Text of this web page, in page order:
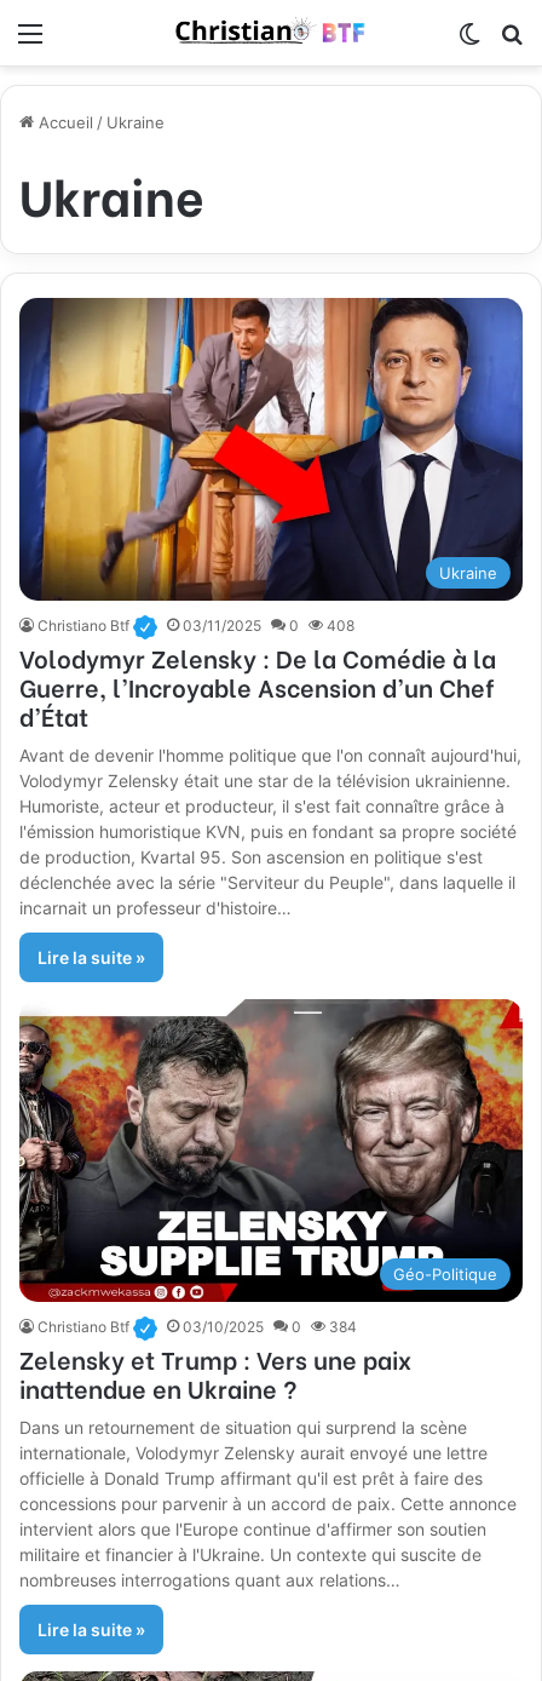
Accueil / Ukraine
Ukraine
Ukraine
Christiano Btf 03/11/2025 0 408
Volodymyr Zelensky : De la Comédie à la
Guerre, l’Incroyable Ascension d’un Chef
d’État
Avant de devenir l'homme politique que l'on connaît aujourd'hui,
Volodymyr Zelensky était une star de la télévision ukrainienne.
Humoriste, acteur et producteur, il s'est fait connaître grâce à
l'émission humoristique KVN, puis en fondant sa propre société
de production, Kvartal 95. Son ascension en politique s'est
déclenchée avec la série "Serviteur du Peuple", dans laquelle il
incarnait un professeur d'histoire…
Lire la suite »
Géo-Politique
Christiano Btf 03/10/2025 0 384
Zelensky et Trump : Vers une paix
inattendue en Ukraine ?
Dans un retournement de situation qui surprend la scène
internationale, Volodymyr Zelensky aurait envoyé une lettre
officielle à Donald Trump affirmant qu'il est prêt à faire des
concessions pour parvenir à un accord de paix. Cette annonce
intervient alors que l'Europe continue d'affirmer son soutien
militaire et financier à l'Ukraine. Un contexte qui suscite de
nombreuses interrogations quant aux relations…
Lire la suite »